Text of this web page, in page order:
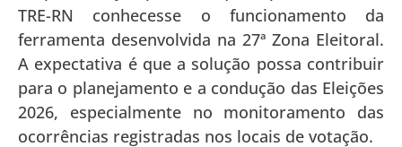
TRE-RN conhecesse o funcionamento da
ferramenta desenvolvida na 27ª Zona Eleitoral.
A expectativa é que a solução possa contribuir
para o planejamento e a condução das Eleições
2026, especialmente no monitoramento das
ocorrências registradas nos locais de votação.